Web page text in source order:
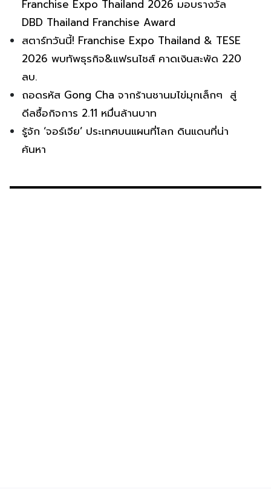
Franchise Expo Thailand 2026 มอบรางวัล
DBD Thailand Franchise Award
สตาร์ทวันนี้! Franchise Expo Thailand & TESE
2026 พบทัพธุรกิจ&แฟรนไชส์ คาดเงินสะพัด 220
ลบ.
ถอดรหัส Gong Cha จากร้านชานมไข่มุกเล็กๆ สู่
ดีลซื้อกิจการ 2.11 หมื่นล้านบาท
รู้จัก ‘จอร์เจีย’ ประเทศบนแผนที่โลก ดินแดนที่น่า
ค้นหา